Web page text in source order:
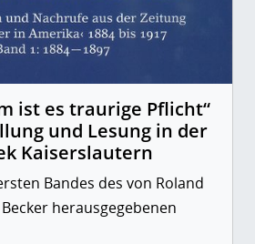
ist es traurige Pflicht“
und Lesung in der
Kaiserslautern
Bandes des von Roland
herausgegebenen